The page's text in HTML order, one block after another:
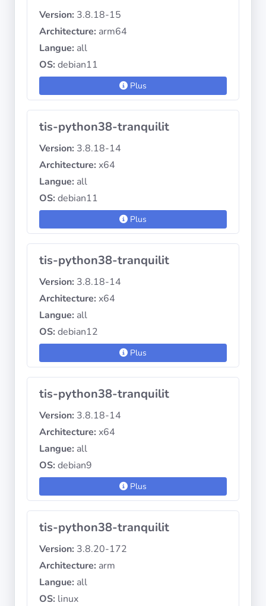
Version: 3.8.18-15
Architecture: arm64
Langue: all
OS: debian11
Plus
tis-python38-tranquilit
Version: 3.8.18-14
Architecture: x64
Langue: all
OS: debian11
Plus
tis-python38-tranquilit
Version: 3.8.18-14
Architecture: x64
Langue: all
OS: debian12
Plus
tis-python38-tranquilit
Version: 3.8.18-14
Architecture: x64
Langue: all
OS: debian9
Plus
tis-python38-tranquilit
Version: 3.8.20-172
Architecture: arm
Langue: all
OS: linux